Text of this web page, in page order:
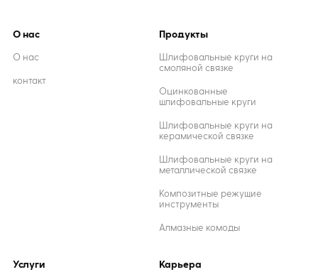
О нас
О нас
контакт
Продукты
Шлифовальные круги на
смоляной связке
Оцинкованные
шлифовальные круги
Шлифовальные круги на
керамической связке
Шлифовальные круги на
металлической связке
Композитные режущие
инструменты
Алмазные комоды
Услуги Карьера